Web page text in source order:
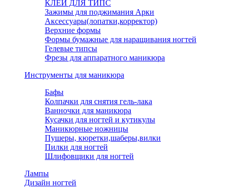
КЛЕЙ ДЛЯ ТИПС
Зажимы для поджимания Арки
Аксессуары(лопатки,корректор)
Верхние формы
Формы бумажные для наращивания ногтей
Гелевые типсы
Фрезы для аппаратного маникюра
Инструменты для маникюра
Бафы
Колпачки для снятия гель-лака
Ванночки для маникюра
Кусачки для ногтей и кутикулы
Маникюрные ножницы
Пушеры, кюретки,шаберы,вилки
Пилки для ногтей
Шлифовщики для ногтей
Лампы
Дизайн ногтей